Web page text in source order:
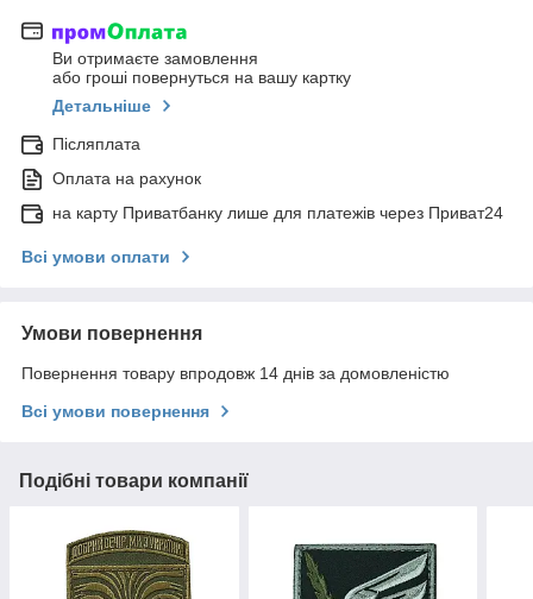
Ви отримаєте замовлення
або гроші повернуться на вашу картку
Детальніше
Післяплата
Оплата на рахунок
на карту Приватбанку лише для платежів через Приват24
Всі умови оплати
Умови повернення
Повернення товару впродовж 14 днів за домовленістю
Всі умови повернення
Подібні товари компанії